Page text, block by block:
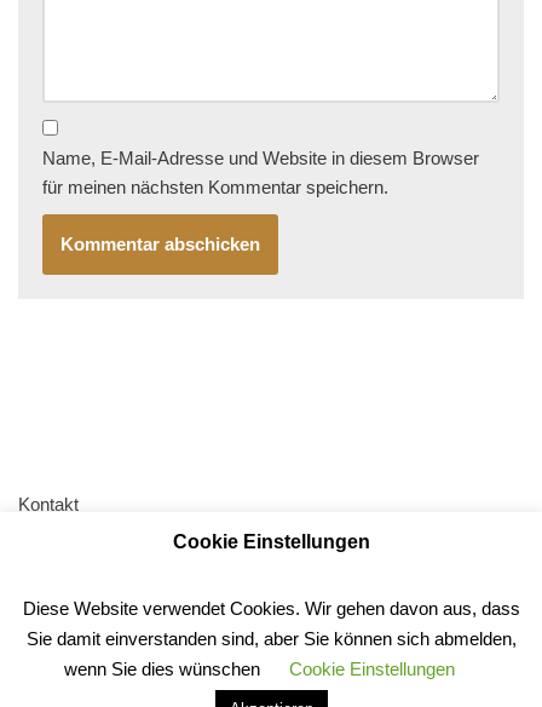
Name, E-Mail-Adresse und Website in diesem Browser
für meinen nächsten Kommentar speichern.
Kontakt
Datenschutz
Anfahrt
Cookie Einstellungen
Diese Website verwendet Cookies. Wir gehen davon aus, dass
Sie damit einverstanden sind, aber Sie können sich abmelden,
wenn Sie dies wünschen
Cookie Einstellungen